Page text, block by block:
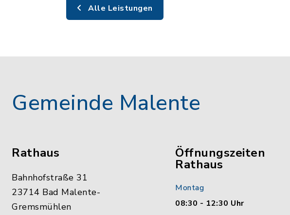
Alle Leistungen
Gemeinde Malente
Rathaus
Bahnhofstraße 31
23714 Bad Malente-
Gremsmühlen
Öffnungszeiten
Rathaus
Montag
08:30 - 12:30 Uhr